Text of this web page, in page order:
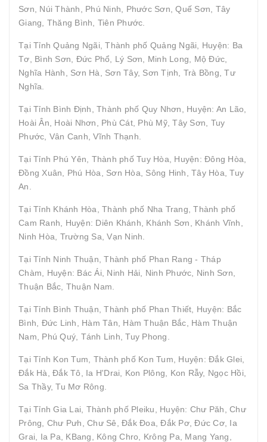
Sơn, Núi Thành, Phú Ninh, Phước Sơn, Quế Sơn, Tây
Giang, Thăng Bình, Tiên Phước.
Tại Tỉnh Quảng Ngãi, Thành phố Quảng Ngãi, Huyện: Ba
Tơ, Bình Sơn, Đức Phổ, Lý Sơn, Minh Long, Mộ Đức,
Nghĩa Hành, Sơn Hà, Sơn Tây, Sơn Tịnh, Trà Bồng, Tư
Nghĩa.
Tại Tỉnh Bình Định, Thành phố Quy Nhơn, Huyện: An Lão,
Hoài Ân, Hoài Nhơn, Phù Cát, Phù Mỹ, Tây Sơn, Tuy
Phước, Vân Canh, Vĩnh Thạnh.
Tại Tỉnh Phú Yên, Thành phố Tuy Hòa, Huyện: Đông Hòa,
Đồng Xuân, Phú Hòa, Sơn Hòa, Sông Hinh, Tây Hòa, Tuy
An.
Tại Tỉnh Khánh Hòa, Thành phố Nha Trang, Thành phố
Cam Ranh, Huyện: Diên Khánh, Khánh Sơn, Khánh Vĩnh,
Ninh Hòa, Trường Sa, Vạn Ninh.
Tại Tỉnh Ninh Thuận, Thành phố Phan Rang - Tháp
Chàm, Huyện: Bác Ái, Ninh Hải, Ninh Phước, Ninh Sơn,
Thuận Bắc, Thuận Nam.
Tại Tỉnh Bình Thuận, Thành phố Phan Thiết, Huyện: Bắc
Bình, Đức Linh, Hàm Tân, Hàm Thuận Bắc, Hàm Thuận
Nam, Phú Quý, Tánh Linh, Tuy Phong.
Tại Tỉnh Kon Tum, Thành phố Kon Tum, Huyện: Đắk Glei,
Đắk Hà, Đắk Tô, Ia H'Drai, Kon Plông, Kon Rẫy, Ngọc Hồi,
Sa Thầy, Tu Mơ Rông.
Tại Tỉnh Gia Lai, Thành phố Pleiku, Huyện: Chư Păh, Chư
Prông, Chư Pưh, Chư Sê, Đắk Đoa, Đắk Pơ, Đức Cơ, Ia
Grai, Ia Pa, KBang, Kông Chro, Krông Pa, Mang Yang,